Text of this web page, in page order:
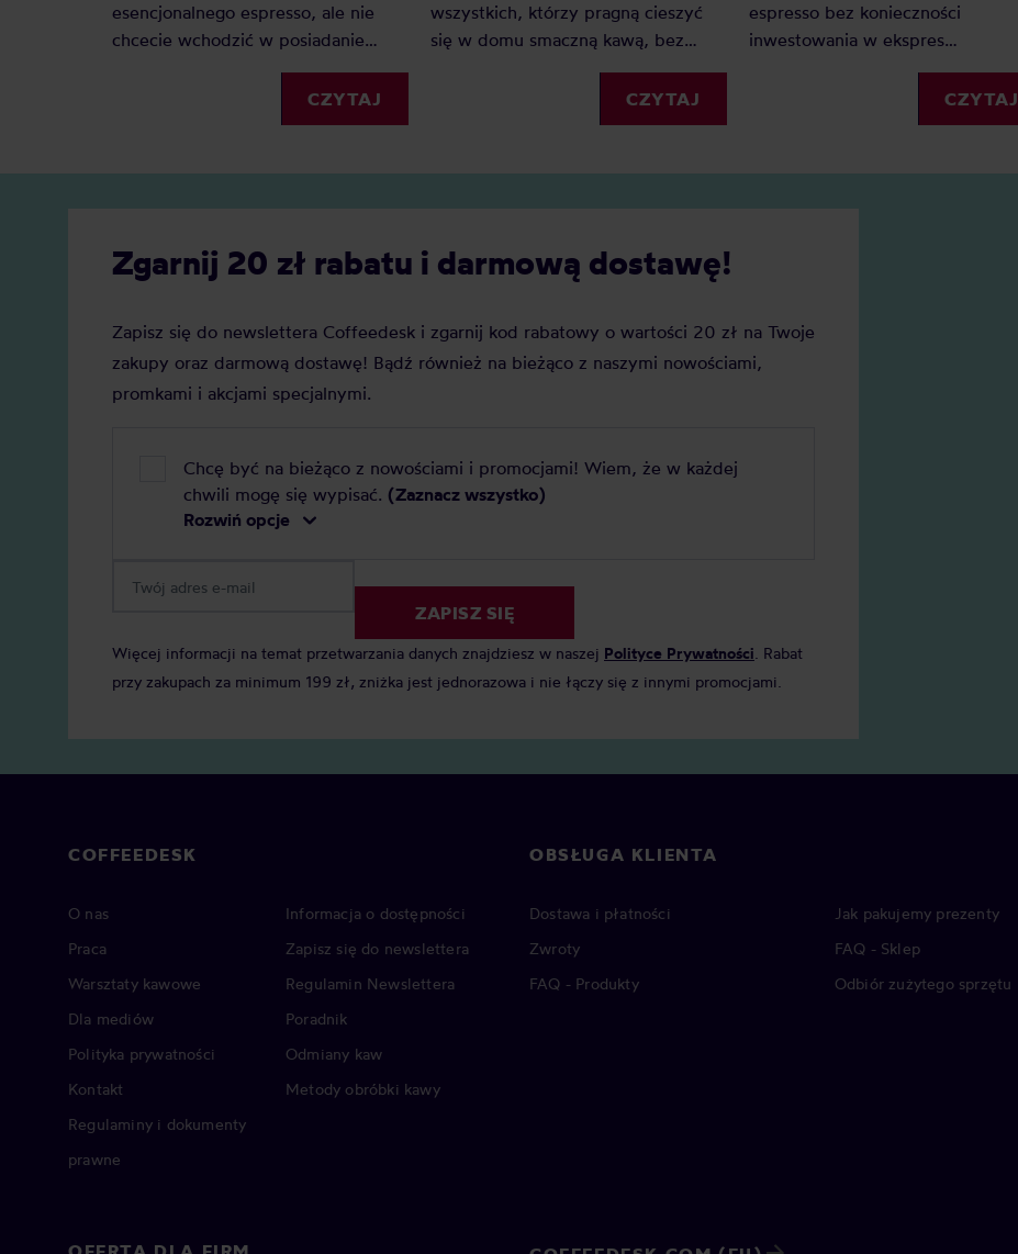
esencjonalnego espresso, ale nie
chcecie wchodzić w posiadanie
ekspresu ciśnieniowego, to
kafetierka będzie doskonałym
rozwiązaniem. Jaka kawiarka jest
CZYTAJ
wszystkich, którzy pragną cieszyć
się w domu smaczną kawą, bez
konieczności przerabiania własnej
kuchni na małą kawiarnię. Jaka jest
najlepsza kawiarka dla jednej osoby?
CZYTAJ
espresso bez konieczności
inwestowania w ekspres
ciśnieniowy. Jeśli dysponujecie
klasycznymi palnikami najlepsza
będzie kawiarka na gaz. Ranking
CZYTAJ
Zgarnij 20 zł rabatu i darmową dostawę!
Zapisz się do newslettera Coffeedesk i zgarnij kod rabatowy o wartości 20 zł na Twoje
zakupy oraz darmową dostawę! Bądź również na bieżąco z naszymi nowościami,
promkami i akcjami specjalnymi.
Chcę być na bieżąco z nowościami i promocjami! Wiem, że w każdej
chwili mogę się wypisać. (Zaznacz wszystko)
Rozwiń opcje
ZAPISZ SIĘ
Więcej informacji na temat przetwarzania danych znajdziesz w naszej Polityce Prywatności . Rabat
przy zakupach za minimum 199 zł, zniżka jest jednorazowa i nie łączy się z innymi promocjami.
COFFEEDESK
O nas
Praca
Warsztaty kawowe
Dla mediów
Polityka prywatności
Kontakt
Regulaminy i dokumenty
prawne
Informacja o dostępności
Zapisz się do newslettera
Regulamin Newslettera
Poradnik
Odmiany kaw
Metody obróbki kawy
OBSŁUGA KLIENTA
Dostawa i płatności
Zwroty
FAQ - Produkty
Jak pakujemy prezenty
FAQ - Sklep
Odbiór zużytego sprzętu